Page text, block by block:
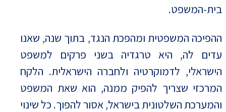
בית-המשפט.
ההפיכה המשפטית ומהפכת הנגד, בתוך שנה, שאנו
עדים לה, היא טרגדיה בשני פרקים למשפט
הישראלי, לדמוקרטיה ולחברה הישראלית. הלקח
המרכזי שצריך להפיק ממנה, הוא שאת המשפט
והמערכת השלטונית בישראל, אסור להפוך. כל שינוי